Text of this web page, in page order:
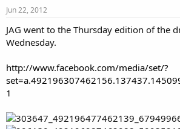
Jun 22, 2012
JAG went to the Thursday edition of the
Wednesday.
http://www.facebook.com/media/set/?
1